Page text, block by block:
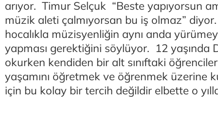
arıyor. Timur Selçuk “Beste yapıyorsun
müzik aleti çalmıyorsan bu iş olmaz”
hocalıkla müzisyenliğin aynı anda
yapması gerektiğini söylüyor. 12 yaşında
okurken kendiden bir alt sınıftaki
yaşamını öğretmek ve öğrenmek üzerine
için bu kolay bir tercih değildir elbette o